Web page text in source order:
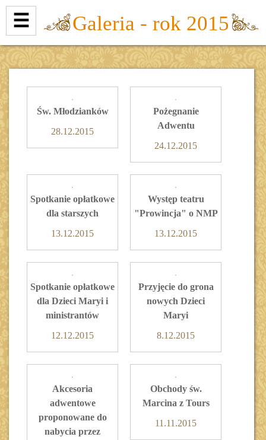
☰ Galeria - rok 2015
Św. Młodzianków
28.12.2015
Pożegnanie
Adwentu
24.12.2015
Spotkanie opłatkowe
dla starszych
13.12.2015
Występ teatru
"Prowincja" o NMP
13.12.2015
Spotkanie opłatkowe
dla Dzieci Maryi i
ministrantów
12.12.2015
Przyjęcie do grona
nowych Dzieci
Maryi
8.12.2015
Akcesoria
adwentowe
proponowane do
nabycia przez
Obchody św.
Marcina z Tours
11.11.2015